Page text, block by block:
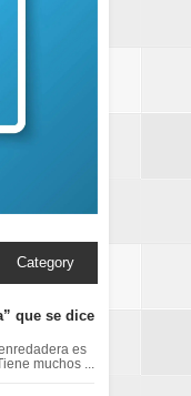
Category
que se dice
es
muchos ...